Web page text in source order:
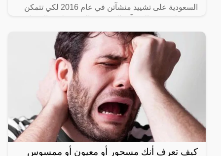
السعودية على تشييد منشآتن في عام 2016 لكي تتمكن
بالبلاد،
كيف تعرف أنك مسحور أو معيون أو ممسوس